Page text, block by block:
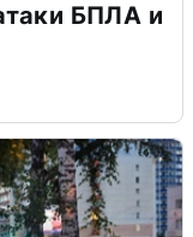
БПЛА и